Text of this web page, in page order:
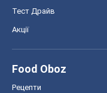
Тест Драйв
Акції
Food Oboz
Рецепти